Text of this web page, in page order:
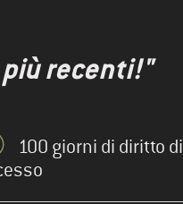
recenti!"
100 giorni di diritto di